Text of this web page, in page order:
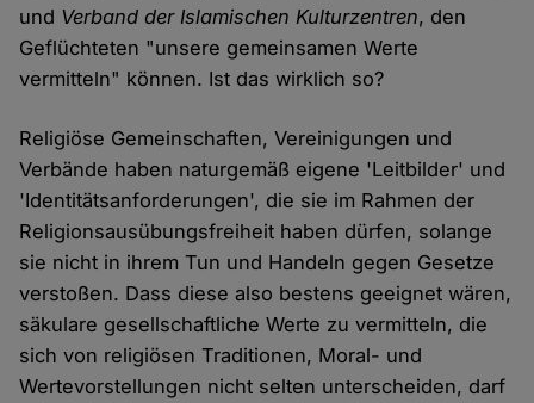
und Verband der Islamischen Kulturzentren, den
Geflüchteten "unsere gemeinsamen Werte
vermitteln" können. Ist das wirklich so?
Religiöse Gemeinschaften, Vereinigungen und
Verbände haben naturgemäß eigene 'Leitbilder' und
'Identitätsanforderungen', die sie im Rahmen der
Religionsausübungsfreiheit haben dürfen, solange
sie nicht in ihrem Tun und Handeln gegen Gesetze
verstoßen. Dass diese also bestens geeignet wären,
säkulare gesellschaftliche Werte zu vermitteln, die
sich von religiösen Traditionen, Moral- und
Wertevorstellungen nicht selten unterscheiden, darf